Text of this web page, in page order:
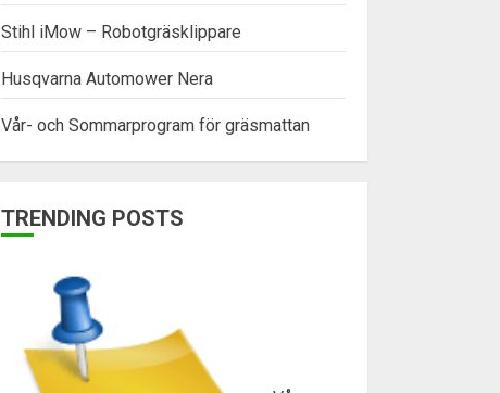
Stihl iMow – Robotgräsklippare
Husqvarna Automower Nera
Vår- och Sommarprogram för gräsmattan
TRENDING POSTS